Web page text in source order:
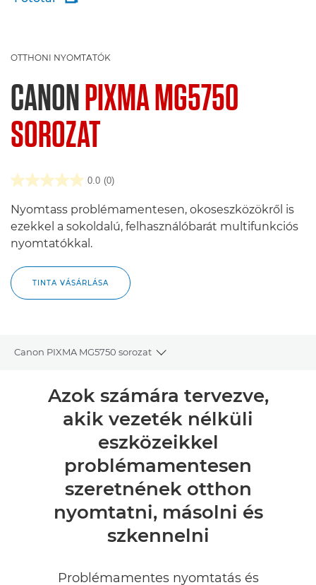
OTTHONI NYOMTATÓK
CANONPIXMA MG5750
SOROZAT
0.0 (0)
Nyomtass problémamentesen, okoseszközökről is
ezekkel a sokoldalú, felhasználóbarát multifunkciós
nyomtatókkal.
TINTA VÁSÁRLÁSA
Canon PIXMA MG5750 sorozat
Toggle breadcrumbs
Áttekintés
Műszaki adatok
Támogatás
Azok számára tervezve,
akik vezeték nélküli
eszközeikkel
problémamentesen
szeretnének otthon
nyomtatni, másolni és
szkennelni
Problémamentes nyomtatás és